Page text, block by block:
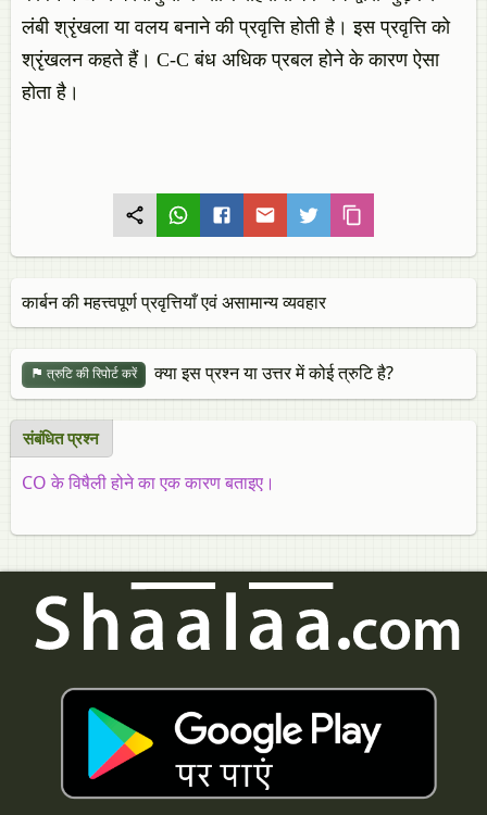
लंबी श्रृंखला या वलय बनाने की प्रवृत्ति होती है। इस प्रवृत्ति को
श्रृंखलन कहते हैं। C-C बंध अधिक प्रबल होने के कारण ऐसा
होता है।
कार्बन की महत्त्वपूर्ण प्रवृत्तियाँ एवं असामान्य व्यवहार
त्रुटि की रिपोर्ट करें क्या इस प्रश्न या उत्तर में कोई त्रुटि है?
संबंधित प्रश्न
CO के विषैली होने का एक कारण बताइए।